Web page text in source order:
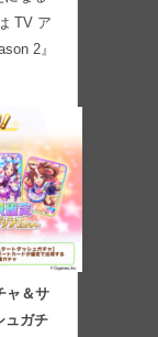
TV ア
2』
ャ＆サ
ュガチ